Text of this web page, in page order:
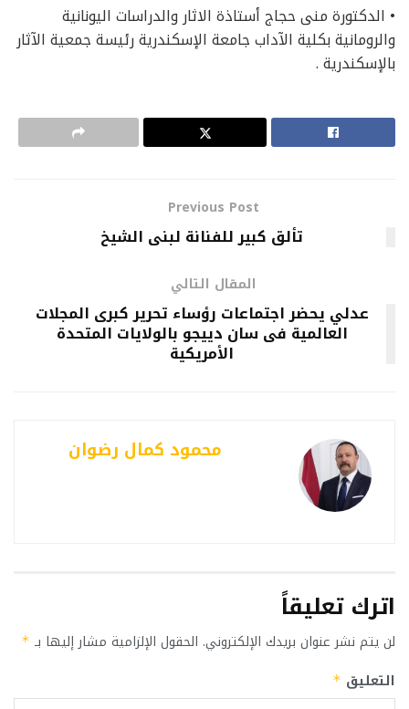
• الدكتورة منى حجاج أستاذة الاثار والدراسات اليونانية
والرومانية بكلية الآداب جامعة الإسكندرية رئيسة جمعية الآثار
بالإسكندرية .
Previous Post
تألق كبير للفنانة لبنى الشيخ
المقال التالي
عدلي يحضر اجتماعات رؤساء تحرير كبرى المجلات
العالمية فى سان دييجو بالولايات المتحدة
الأمريكية
محمود كمال رضوان
اترك تعليقاً
لن يتم نشر عنوان بريدك الإلكتروني. الحقول الإلزامية مشار إليها بـ *
التعليق *